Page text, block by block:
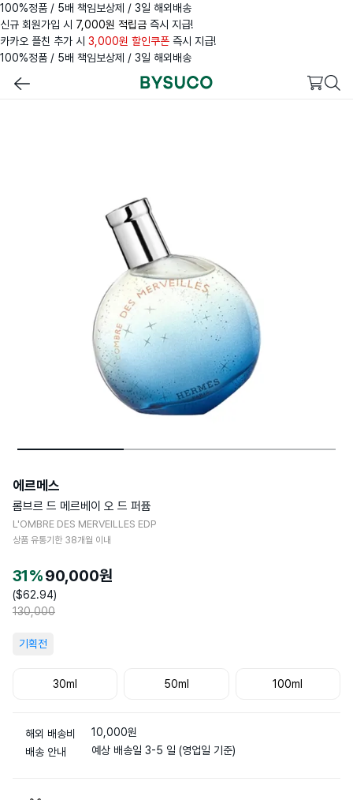
100%정품 / 5배 책임보상제 / 3일 해외배송
신규 회원가입 시 7,000원 적립금 즉시 지급!
카카오 플친 추가 시 3,000원 할인쿠폰 즉시 지급!
100%정품 / 5배 책임보상제 / 3일 해외배송
에르메스
롬브르 드 메르베이 오 드 퍼퓸
L'OMBRE DES MERVEILLES EDP
상품 유통기한 38개월 이내
31%90,000원
($62.94)
130,000
기획전
30ml 50ml 100ml
해외 배송비
10,000원
배송 안내
예상 배송일 3-5 일 (영업일 기준)